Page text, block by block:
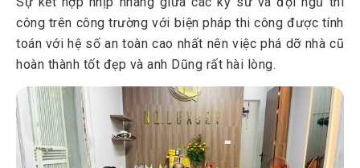
công trên công trường với biện pháp thi công được tính
toán với hệ số an toàn cao nhất nên việc phá dỡ nhà cũ
hoàn thành tốt đẹp và anh Dũng rất hài lòng.